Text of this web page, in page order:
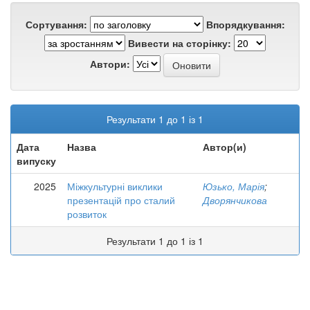
Сортування:
Впорядкування:
Вивести на сторінку:
Автори:
Результати 1 до 1 із 1
Дата
випуску
Назва Автор(и)
2025
Міжкультурні виклики
презентацій про сталий
розвиток
Юзько, Марія;
Дворянчикова
Результати 1 до 1 із 1